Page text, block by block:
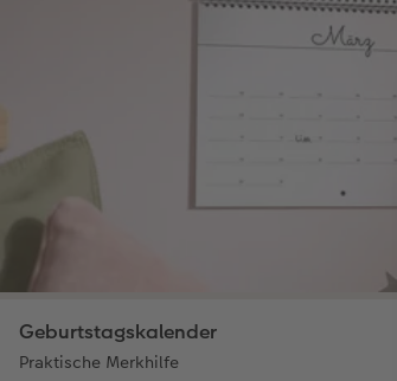
Geburtstagskalender
Praktische Merkhilfe